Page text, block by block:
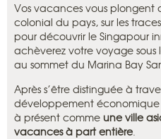
Vos vacances vous plongent
colonial du pays, sur les
pour découvrir le Singapour
achèverez votre voyage
au sommet du Marina Bay
Après s’être distinguée à
développement économique
à présent comme une ville
vacances à part entière.